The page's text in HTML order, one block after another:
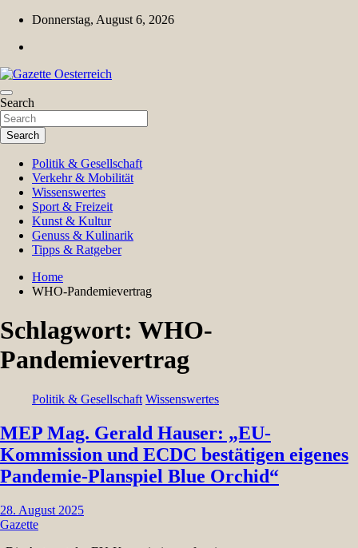
Skip
content
Donnerstag, August 6, 2026
Gazette Oesterreich
Magazin für Freizeit, Politik, Kultur & Wissenschaft
Search
Search
Politik & Gesellschaft
Verkehr & Mobilität
Wissenswertes
Sport & Freizeit
Kunst & Kultur
Genuss & Kulinarik
Tipps & Ratgeber
Home
WHO-Pandemievertrag
Schlagwort: WHO-
Pandemievertrag
Politik & Gesellschaft Wissenswertes
MEP Mag. Gerald Hauser: „EU-
Kommission und ECDC bestätigen eigenes
Pandemie-Planspiel Blue Orchid“
28. August 2025
Gazette